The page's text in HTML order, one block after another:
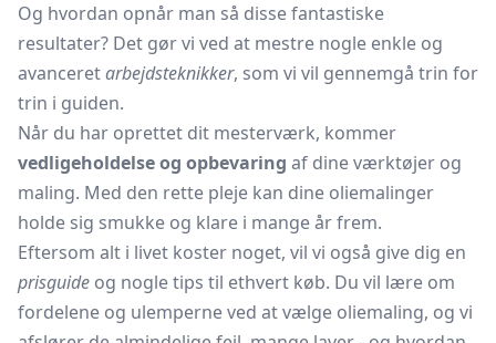
Og hvordan opnår man så disse fantastiske
resultater? Det gør vi ved at mestre nogle enkle og
avanceretarbejdsteknikker, som vi vil gennemgå trin for
trin i guiden.
Når du har oprettet dit mesterværk, kommer
vedligeholdelse og opbevaring af dine værktøjer og
maling. Med den rette pleje kan dine oliemalinger
holde sig smukke og klare i mange år frem.
Eftersom alt i livet koster noget, vil vi også give dig en
prisguide og nogle tips til ethvert køb. Du vil lære om
fordelene og ulemperne ved at vælge oliemaling, og vi